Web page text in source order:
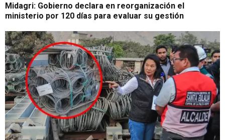
Midagri: Gobierno declara en reorganización el
ministerio por 120 días para evaluar su gestión